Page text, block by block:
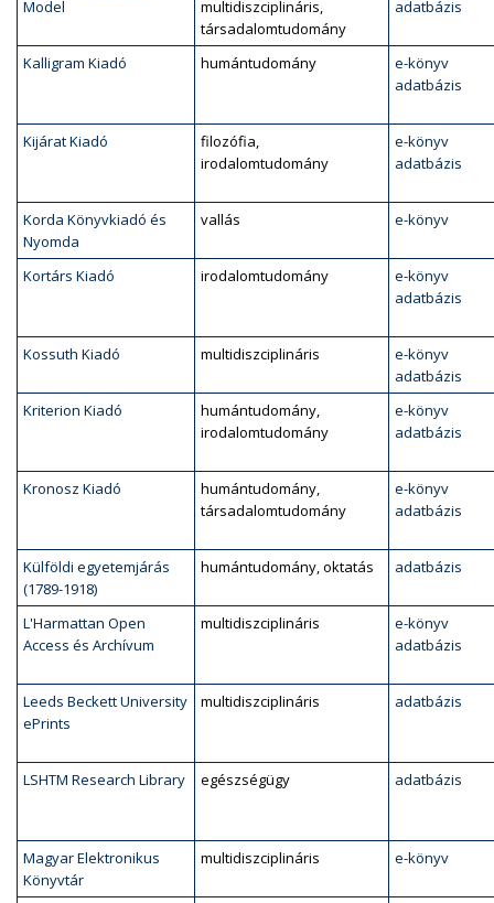
Model
multidiszciplináris,
társadalomtudomány
adatbázis
Kalligram Kiadó humántudomány
e-könyv
adatbázis
Kijárat Kiadó
filozófia,
irodalomtudomány
e-könyv
adatbázis
Korda Könyvkiadó és
Nyomda
vallás e-könyv
Kortárs Kiadó irodalomtudomány
e-könyv
adatbázis
Kossuth Kiadó multidiszciplináris
e-könyv
adatbázis
Kriterion Kiadó
humántudomány,
irodalomtudomány
e-könyv
adatbázis
Kronosz Kiadó
humántudomány,
társadalomtudomány
e-könyv
adatbázis
Külföldi egyetemjárás
(1789-1918)
humántudomány, oktatás adatbázis
L'Harmattan Open
Access és Archívum
multidiszciplináris
e-könyv
adatbázis
Leeds Beckett University
ePrints
multidiszciplináris adatbázis
LSHTM Research Library egészségügy adatbázis
Magyar Elektronikus
Könyvtár
multidiszciplináris e-könyv